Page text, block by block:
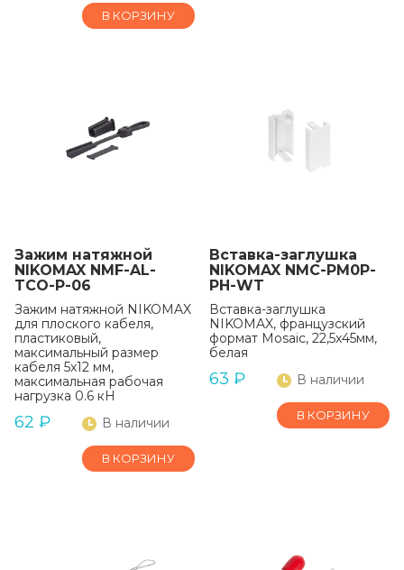
В КОРЗИНУ
Зажим натяжной
NIKOMAX NMF-AL-
TCO-P-06
Зажим натяжной NIKOMAX
для плоского кабеля,
пластиковый,
максимальный размер
кабеля 5x12 мм,
максимальная рабочая
нагрузка 0.6 кН
62 ₽ В наличии
В КОРЗИНУ
Вставка-заглушка
NIKOMAX NMC-PM0P-
PH-WT
Вставка-заглушка
NIKOMAX, французский
формат Mosaic, 22,5x45мм,
белая
63 ₽ В наличии
В КОРЗИНУ